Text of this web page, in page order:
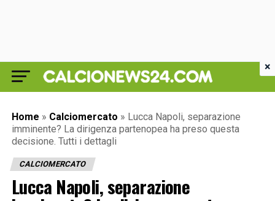
Home » Calciomercato » Lucca Napoli, separazione
imminente? La dirigenza partenopea ha preso questa
decisione. Tutti i dettagli
CALCIOMERCATO
Lucca Napoli, separazione
×